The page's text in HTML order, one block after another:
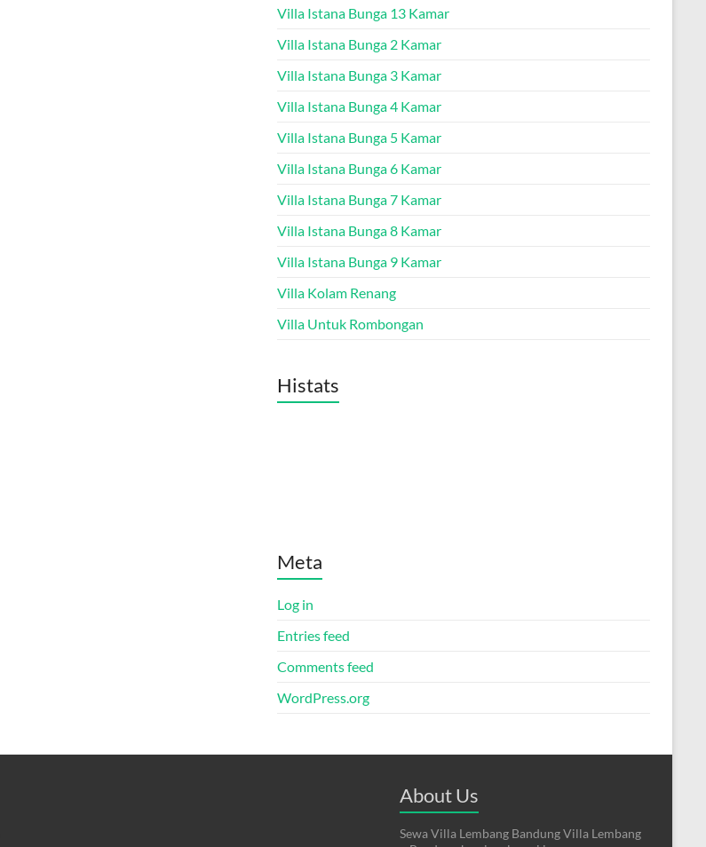
Villa Istana Bunga 13 Kamar
Villa Istana Bunga 2 Kamar
Villa Istana Bunga 3 Kamar
Villa Istana Bunga 4 Kamar
Villa Istana Bunga 5 Kamar
Villa Istana Bunga 6 Kamar
Villa Istana Bunga 7 Kamar
Villa Istana Bunga 8 Kamar
Villa Istana Bunga 9 Kamar
Villa Kolam Renang
Villa Untuk Rombongan
Histats
Meta
Log in
Entries feed
Comments feed
WordPress.org
About Us
Sewa Villa Lembang Bandung Villa Lembang